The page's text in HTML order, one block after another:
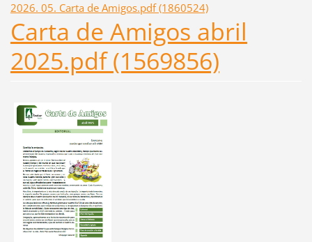
2026. 05. Carta de Amigos.pdf (1860524)
Carta de Amigos abril
2025.pdf (1569856)